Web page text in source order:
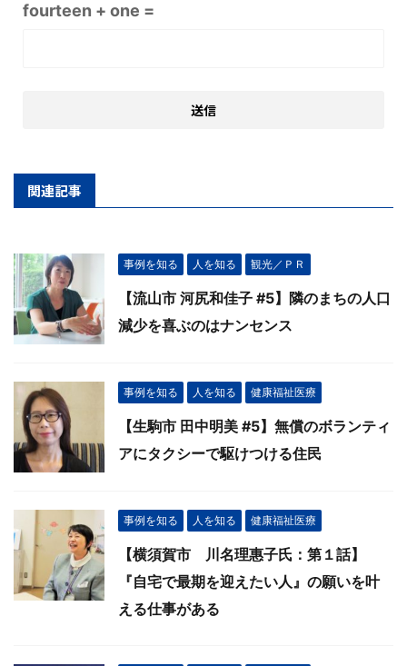
fourteen + one =
関連記事
事例を知る 人を知る 観光／ＰＲ
【流山市 河尻和佳子 #5】隣のまちの人口
減少を喜ぶのはナンセンス
事例を知る 人を知る 健康福祉医療
【生駒市 田中明美 #5】無償のボランティ
アにタクシーで駆けつける住民
事例を知る 人を知る 健康福祉医療
【横須賀市 川名理惠子氏：第１話】
『自宅で最期を迎えたい人』の願いを叶
える仕事がある